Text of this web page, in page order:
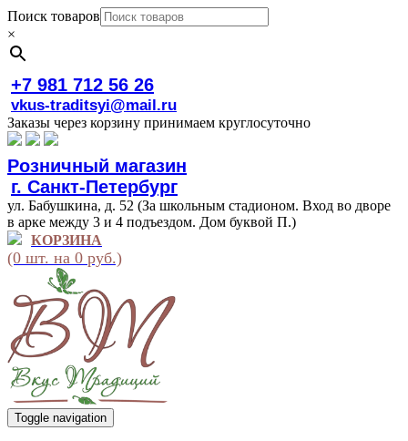
Поиск товаров
×
+7 981 712 56 26
vkus-traditsyi@mail.ru
Заказы через корзину принимаем круглосуточно
Розничный магазин
г. Санкт-Петербург
ул. Бабушкина, д. 52 (За школьным стадионом. Вход во дворе
в арке между 3 и 4 подъездом. Дом буквой П.)
КОРЗИНА
(0 шт. на 0 руб.)
Toggle navigation